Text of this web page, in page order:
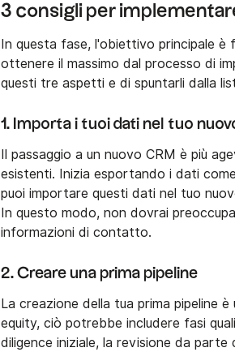
3 consigli per
In questa fase, l'obiettivo principale è
ottenere il massimo dal processo di
questi tre aspetti e di spuntarli dalla
1. Importa i tuoi dati nel tuo
Il passaggio a un nuovo CRM è più
esistenti. Inizia esportando i dati
puoi importare questi dati nel tuo
In questo modo, non dovrai
informazioni di contatto.
2. Creare una prima pipeline
La creazione della tua prima pipeline
equity, ciò potrebbe includere fasi
diligence iniziale, la revisione da